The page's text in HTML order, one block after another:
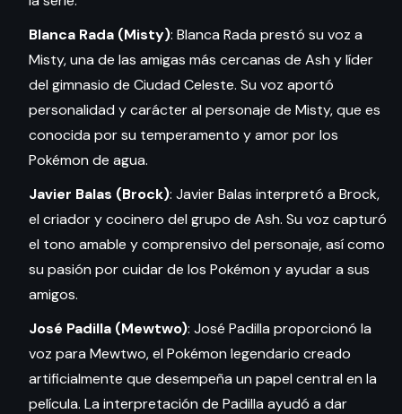
Blanca Rada (Misty): Blanca Rada prestó su voz a
Misty, una de las amigas más cercanas de Ash y líder
del gimnasio de Ciudad Celeste. Su voz aportó
personalidad y carácter al personaje de Misty, que es
conocida por su temperamento y amor por los
Pokémon de agua.
Javier Balas (Brock): Javier Balas interpretó a Brock,
el criador y cocinero del grupo de Ash. Su voz capturó
el tono amable y comprensivo del personaje, así como
su pasión por cuidar de los Pokémon y ayudar a sus
amigos.
José Padilla (Mewtwo): José Padilla proporcionó la
voz para Mewtwo, el Pokémon legendario creado
artificialmente que desempeña un papel central en la
película. La interpretación de Padilla ayudó a dar